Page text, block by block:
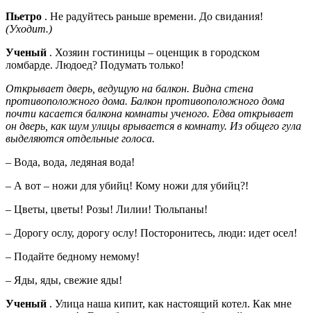
Пьетро . Не радуйтесь раньше времени. До свидания!
(Уходит.)
Ученый . Хозяин гостиницы – оценщик в городском
ломбарде. Людоед? Подумать только!
Открывает дверь, ведущую на балкон. Видна стена
противоположного дома. Балкон противоположного дома
почти касается балкона комнаты ученого. Едва открывает
он дверь, как шум улицы врывается в комнату. Из общего гула
выделяются отдельные голоса.
– Вода, вода, ледяная вода!
– А вот – ножи для убийц! Кому ножи для убийц?!
– Цветы, цветы! Розы! Лилии! Тюльпаны!
– Дорогу ослу, дорогу ослу! Посторонитесь, люди: идет осел!
– Подайте бедному немому!
– Яды, яды, свежие яды!
Ученый . Улица наша кипит, как настоящий котел. Как мне